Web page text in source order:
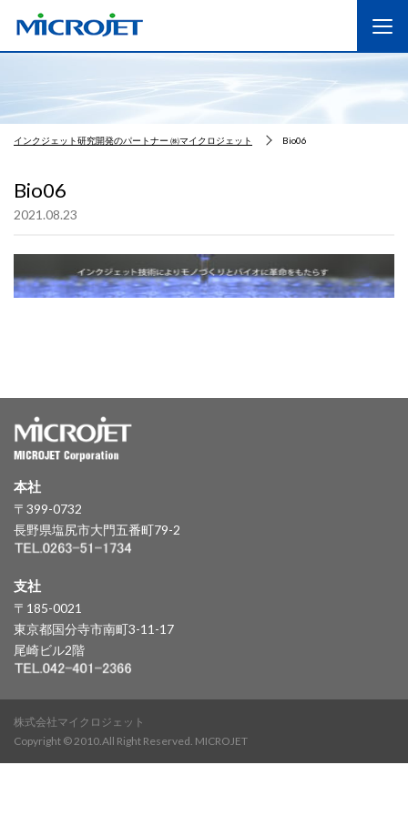
インクジェット研究開発のパートナー ㈱マイクロジェット Bio06
Bio06
2021.08.23
本社
〒399-0732
長野県塩尻市大門五番町79-2
支社
〒185-0021
東京都国分寺市南町3-11-17
尾崎ビル2階
株式会社マイクロジェット
Copyright © 2010.All Right Reserved. MICROJET